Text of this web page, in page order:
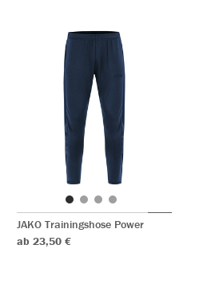
JAKO Trainingshose Power
ab 23,50 €